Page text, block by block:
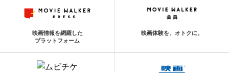
映画情報を網羅した
プラットフォーム
映画体験を、オトクに。